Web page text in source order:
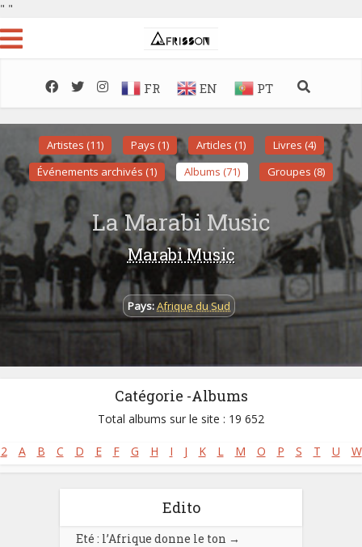
" "
FR EN PT
Artistes (11) Pays (1) Articles (1)
Livres (4)
Événements archivés (1)
Albums (71) Groupes (8)
La Marabi Music
Marabi Music
Pays:Afrique du Sud
Catégorie -Albums
Total albums sur le site : 19 652
2 A B C D E F G H I J K L M O P S T U W
Edito
Eté : l’Afrique donne le ton →